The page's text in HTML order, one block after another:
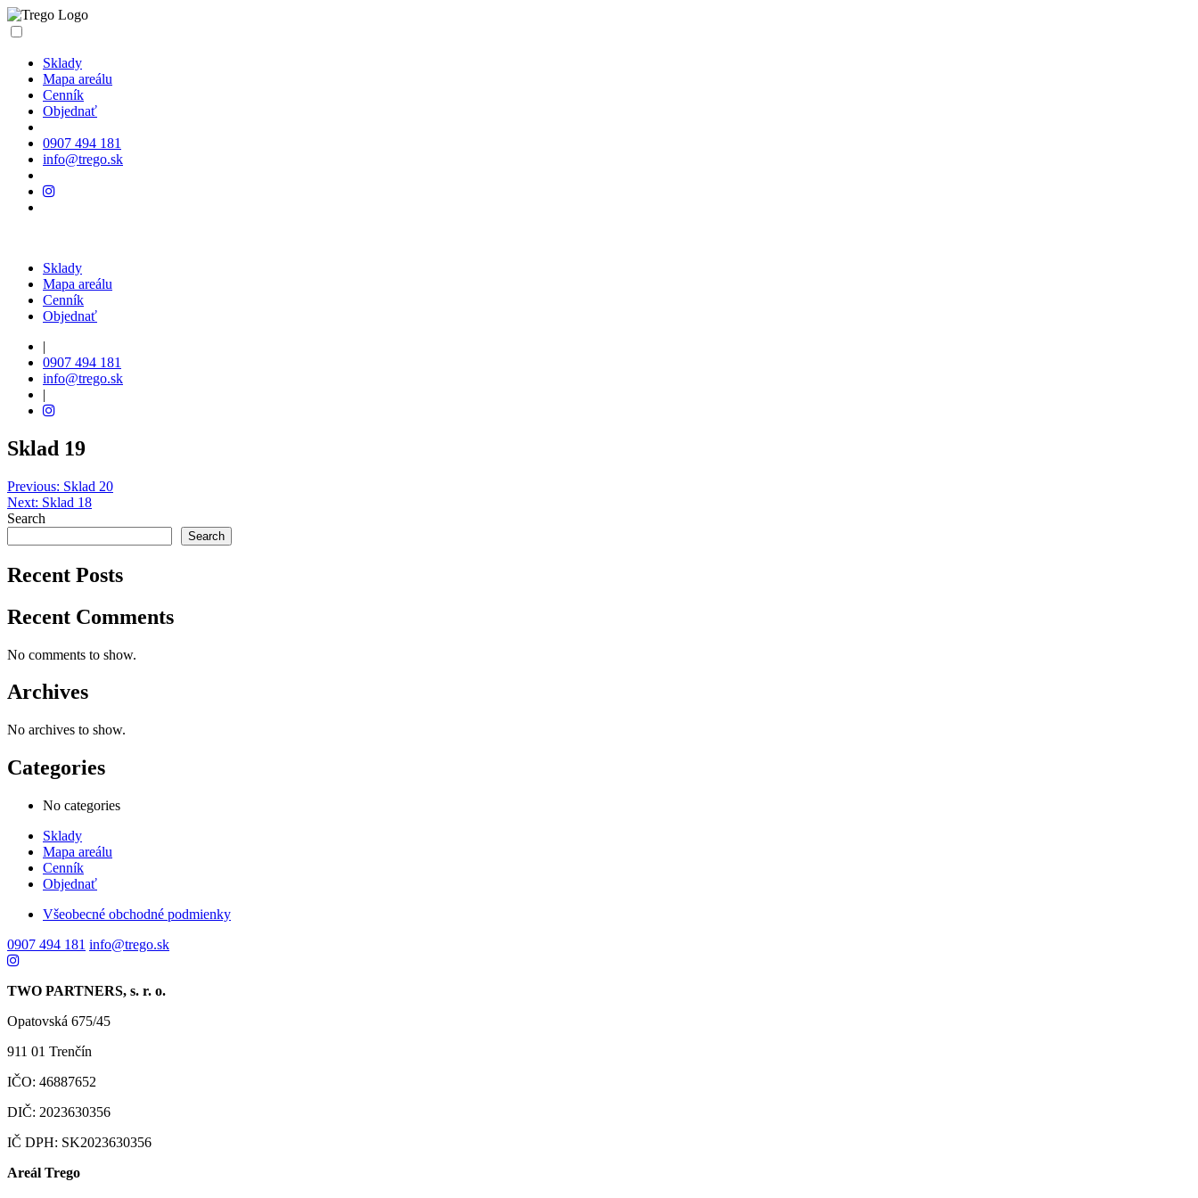
Sklady
Mapa areálu
Cenník
Objednať
0907 494 181
info@trego.sk
Sklady
Mapa areálu
Cenník
Objednať
|
0907 494 181
info@trego.sk
|
Sklad 19
Post
navigation
Previous: Sklad 20
Next: Sklad 18
Search
Search
Recent Posts
Recent Comments
No comments to show.
Archives
No archives to show.
Categories
No categories
Sklady
Mapa areálu
Cenník
Objednať
Všeobecné obchodné podmienky
0907 494 181 info@trego.sk
TWO PARTNERS, s. r. o.
Opatovská 675/45
911 01 Trenčín
IČO: 46887652
DIČ: 2023630356
IČ DPH: SK2023630356
Areál Trego